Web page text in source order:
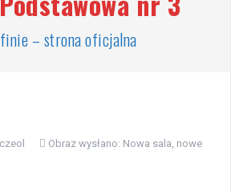
Wakacji🐬🐙
roku szkolnego 2025/2026
– strona oficjalna
czeol Obraz wysłano: Nowa sala, nowe